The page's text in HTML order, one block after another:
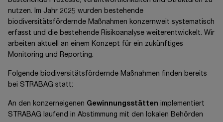
nutzen. Im Jahr 2025 wurden bestehende
biodiversitätsfördernde Maßnahmen konzernweit systematisch
erfasst und die bestehende Risikoanalyse weiterentwickelt. Wir
arbeiten aktuell an einem Konzept für ein zukünftiges
Monitoring und Reporting.
Folgende biodiversitätsfördernde Maßnahmen finden bereits
bei STRABAG statt:
An den konzerneigenen Gewinnungsstätten implementiert
STRABAG laufend in Abstimmung mit den lokalen Behörden